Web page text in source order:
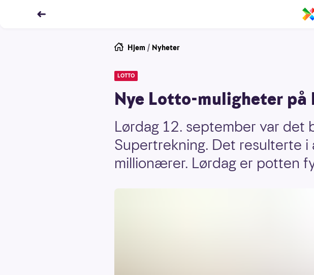
Hjem / Nyheter
LOTTO
Nye Lotto-muligheter på
Lørdag 12. september var
Supertrekning. Det resulterte
millionærer. Lørdag er potten